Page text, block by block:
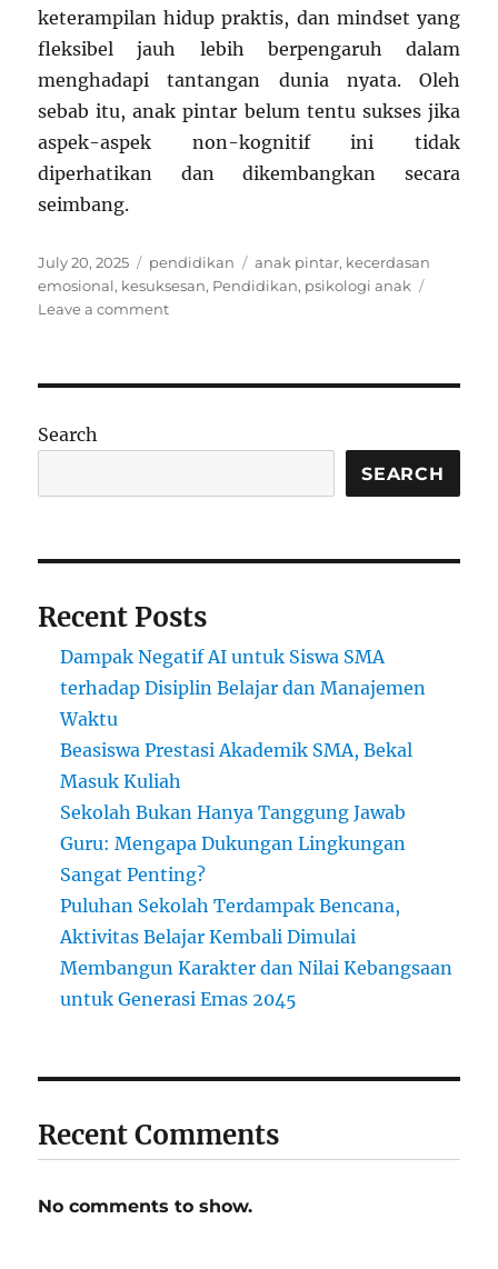
keterampilan hidup praktis, dan mindset yang
fleksibel jauh lebih berpengaruh dalam
menghadapi tantangan dunia nyata. Oleh
sebab itu, anak pintar belum tentu sukses jika
aspek-aspek non-kognitif ini tidak
diperhatikan dan dikembangkan secara
seimbang.
Posted
on
July 20, 2025 Categories
pendidikan Tags
anak pintar, kecerdasan
emosional, kesuksesan, Pendidikan, psikologi anak
Leave a commenton
Sukses?
Penjelasan
Search
SEARCH
Recent Posts
Dampak Negatif AI untuk Siswa SMA
terhadap Disiplin Belajar dan Manajemen
Waktu
Beasiswa Prestasi Akademik SMA, Bekal
Masuk Kuliah
Sekolah Bukan Hanya Tanggung Jawab
Guru: Mengapa Dukungan Lingkungan
Sangat Penting?
Puluhan Sekolah Terdampak Bencana,
Aktivitas Belajar Kembali Dimulai
Membangun Karakter dan Nilai Kebangsaan
untuk Generasi Emas 2045
Recent Comments
No comments to show.